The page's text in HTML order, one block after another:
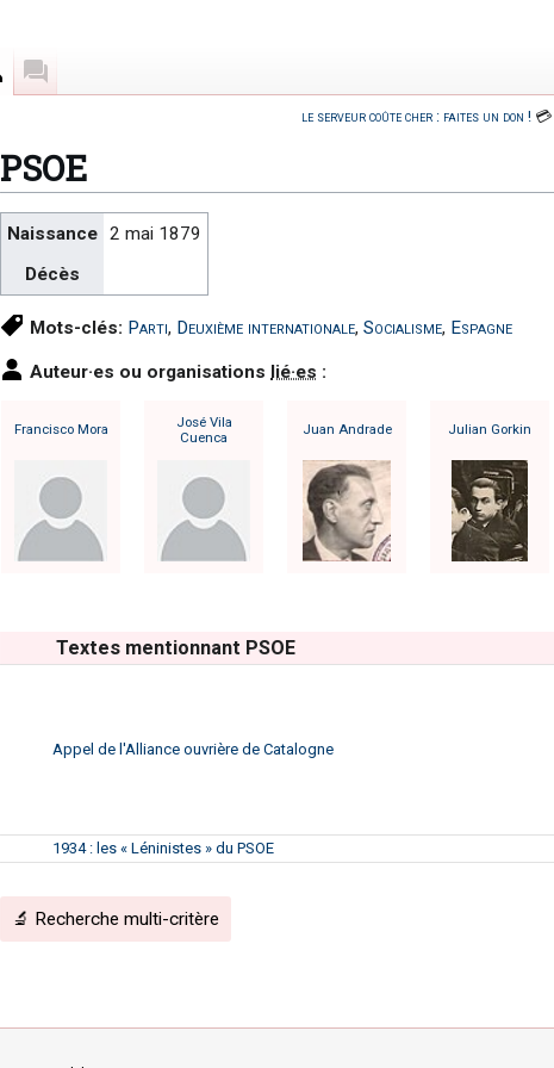
le serveur coûte cher : faites un don ! 💳
PSOE
Aller
Aller
Naissance 2 mai 1879
Décès
Mots-clés: Parti, Deuxième internationale, Socialisme, Espagne
Auteur·es ou organisations lié·es :
Francisco Mora
José Vila
Cuenca
Juan Andrade Julian Gorkin
Textes mentionnant PSOE
Appel de l'Alliance ouvrière de Catalogne
1934 : les « Léninistes » du PSOE
🔬 Recherche multi-critère
Auteur